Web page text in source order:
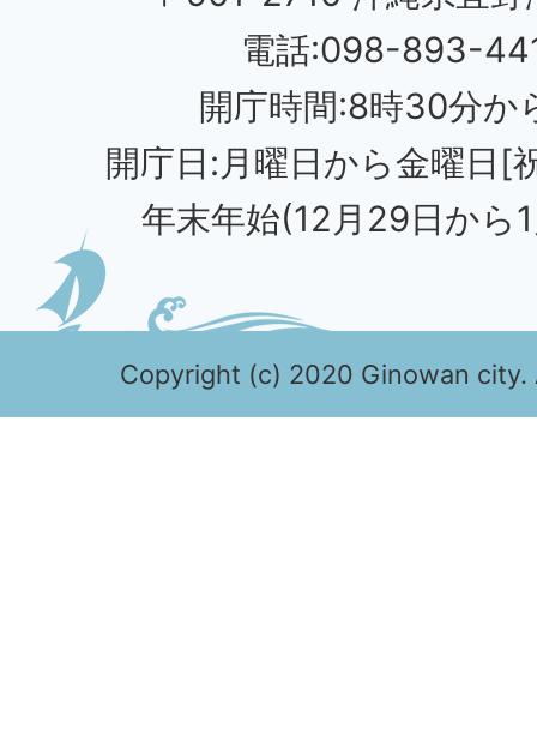
電話:098-893-
開庁時間:8時30分か
開庁日:月曜日から金曜日[
年末年始(12月29日から
Copyright (c) 2020 Ginowan city.